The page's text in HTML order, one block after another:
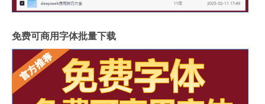
免费可商用字体批量下载